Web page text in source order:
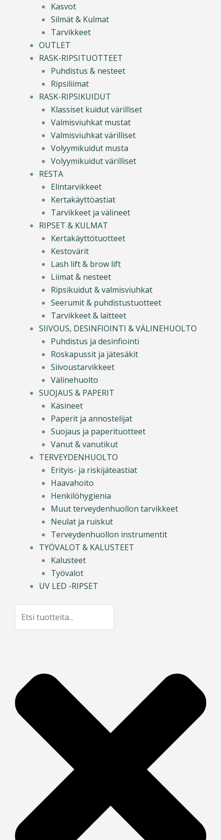
Kasvot
Silmät & Kulmat
Tarvikkeet
OUTLET
RASK-RIPSITUOTTEET
Puhdistus & nesteet
Ripsiliimat
RASK-RIPSIKUIDUT
Klassiset kuidut värilliset
Valmisviuhkat mustat
Valmisviuhkat värilliset
Volyymikuidut musta
Volyymikuidut värilliset
RESTA
Elintarvikkeet
Kertakäyttöastiat
Tarvikkeet ja välineet
RIPSET & KULMAT
Kertakäyttötuotteet
Kestovärit
Lash lift & brow lift
Liimat & nesteet
Ripsikuidut & valmisviuhkat
Seerumit & puhdistustuotteet
Tarvikkeet & laitteet
SIIVOUS, DESINFIOINTI & VÄLINEHUOLTO
Puhdistus ja desinfiointi
Roskapussit ja jätesäkit
Siivoustarvikkeet
Välinehuolto
SUOJAUS & PAPERIT
Käsineet
Paperit ja annostelijat
Suojaus ja paperituotteet
Vanut & vanutikut
TERVEYDENHUOLTO
Erityis- ja riskijäteastiat
Haavahoito
Henkilöhygienia
Muut terveydenhuollon tarvikkeet
Neulat ja ruiskut
Terveydenhuollon instrumentit
TYÖVALOT & KALUSTEET
Kalusteet
Työvalot
UV LED -RIPSET